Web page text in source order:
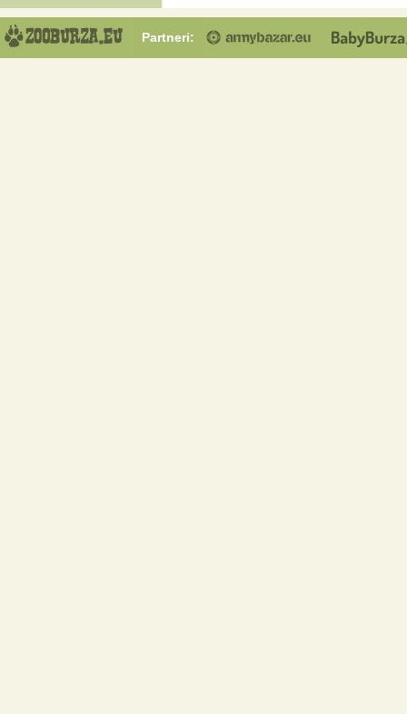
Partneri: